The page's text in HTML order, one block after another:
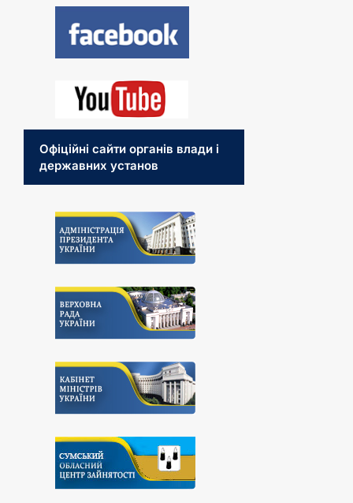
Офіційні сайти органів влади і
державних установ